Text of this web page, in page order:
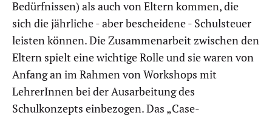
Bedürfnissen) als auch von Eltern kommen, die
sich die jährliche - aber bescheidene - Schulsteuer
leisten können. Die Zusammenarbeit zwischen den
Eltern spielt eine wichtige Rolle und sie waren von
Anfang an im Rahmen von Workshops mit
LehrerInnen bei der Ausarbeitung des
Schulkonzepts einbezogen. Das „Case-